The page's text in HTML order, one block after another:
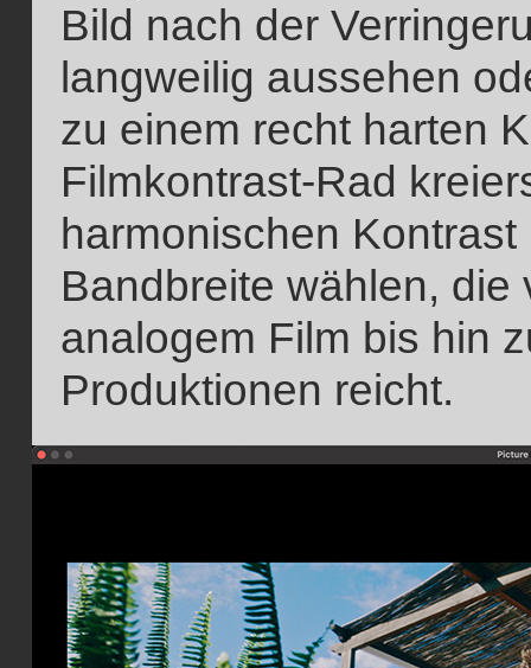
Bild nach der
langweilig aussehen
zu einem recht harten
Filmkontrast-Rad
harmonischen
Bandbreite wählen,
analogem Film bis hin
Produktionen reicht.